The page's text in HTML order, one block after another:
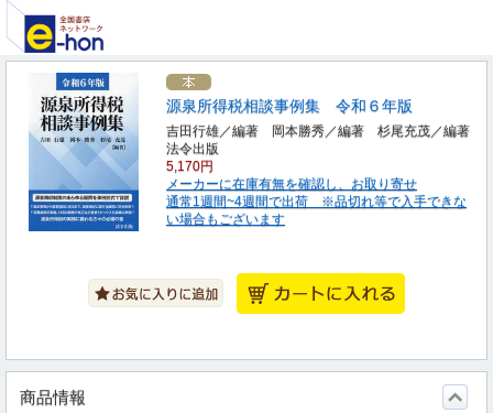
源泉所得税相談事例集 令和６年版
吉田行雄／編著 岡本勝秀／編著 杉尾充茂／編著
法令出版
5,170円
メーカーに在庫有無を確認し、お取り寄せ
通常1週間~4週間で出荷 ※品切れ等で入手できな
い場合もございます
商品情報